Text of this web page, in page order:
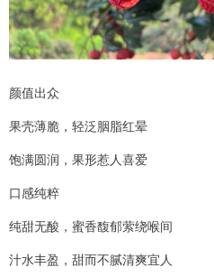
颜值出众
果壳薄脆，轻泛胭脂红晕
饱满圆润，果形惹人喜爱
口感纯粹
纯甜无酸，蜜香馥郁萦绕喉间
汁水丰盈，甜而不腻清爽宜人